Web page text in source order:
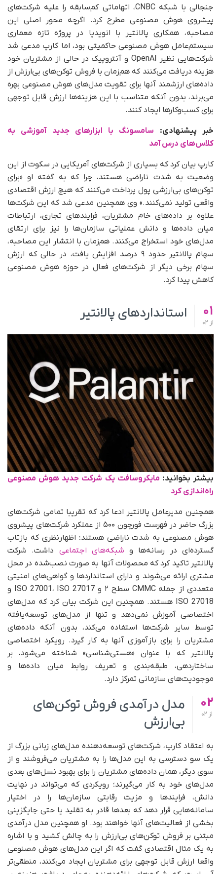
جنجالی با شبکه CNBC، اتهاماتی کم‌سابقه را علیه شرکت‌های
پیشروی هوش مصنوعی مطرح کرد. اگرچه محور اصلی این
مصاحبه، همکاری پالانتیر با انویدیا در پروژه تازه معماری
سیستم‌عامل هوش مصنوعی حاکمیتی بود، اما کارپ مدعی شد
شرکت‌هایی نظیر OpenAI و آنتروپیک در حالی از مشتریان خود
هزینه دریافت می‌کنند که هم‌زمان با فروش توکن‌های بی‌ارزش از
داده‌های ارزشمند آنها برای تقویت مدل‌های هوش مصنوعی بهره
می‌برند، بدون آنکه متناسب با این هزینه‌ها ارزش قابل‌ توجهی
برای کسب‌وکارها ایجاد کنند.
خبر پیشنهادی: سامسونگ با ابزارهای جدید آموزشی به
کلاس‌های درس آمد
کارپ بیان کرد که بسیاری از شرکت‌های آمریکایی در سکوت از این
وضعیت به‌ شدت ناراضی هستند، چرا که به گفته او «برای
توکن‌های بی‌ارزشی پول پرداخت می‌کنند که هیچ ارزش اقتصادی
واقعی تولید نمی‌کنند.» وی همچنین مدعی شد که این شرکت‌ها
علاوه بر داده‌های خام مشتریان، فرایندهای تجاری، ارتباطات
میان داده‌ها و دانش عملیاتی سازمان‌ها را نیز برای ارتقای
مدل‌های خود استخراج می‌کنند. هم‌زمان با انتشار این مصاحبه،
سهام پالانتیر حدود ۹ درصد افزایش یافت، در حالی که ارزش
سهام برخی دیگر از شرکت‌های فعال در حوزه هوش مصنوعی
کاهش پیدا کرد.
01
از
استانداردهای پالانتیر
بیشتر بخوانید: مایکروسافت یک شرکت جدید هوش مصنوعی
راه‌اندازی کرد
همچنین مدیرعامل پالانتیر ادعا کرد که تقریبا تمامی شرکت‌های
بزرگ حاضر در فهرست فورچون ۵۰۰ از عملکرد شرکت‌های پیشروی
هوش مصنوعی به‌ شدت ناراضی هستند؛ اظهارنظری که بازتاب
گسترده‌ای در رسانه‌ها و شبکه‌های اجتماعی داشت. شرکت
پالانتیر تاکید کرد که محصولات آنها به‌ صورت نصب‌شده در محل
مشتری ارائه می‌شوند و دارای استانداردها و گواهی‌های امنیتی
متعددی از جمله CMMC سطح ۲ و ISO 27001، ISO 27017 و
ISO 27018 هستند. همچنین این شرکت بیان کرد که مدل‌های
اختصاصی آموزش نمی‌دهد و تنها از مدل‌های توسعه‌یافته
توسط سایر شرکت‌ها استفاده می‌کند، بدون آنکه داده‌های
مشتریان را برای بازآموزی آنها به کار گیرد. رویکرد اختصاصی
پالانتیر که با عنوان «هستی‌شناسی» شناخته می‌شود، بر
ساختاردهی، طبقه‌بندی و تعریف روابط میان داده‌ها و
موجودیت‌های سازمانی تمرکز دارد.
02
از
مدل درآمدی فروش توکن‌های
بی‌ارزش
به اعتقاد کارپ، شرکت‌های توسعه‌دهنده مدل‌های زبانی بزرگ از
یک سو دسترسی به این مدل‌ها را به مشتریان می‌فروشند و از
سوی دیگر، همان داده‌های مشتریان را برای بهبود نسل‌های بعدی
مدل‌های خود به کار می‌گیرند؛ رویکردی که می‌تواند در نهایت
دانش، فرایندها و مزیت رقابتی سازمان‌ها را در اختیار
سامانه‌هایی قرار دهد که بعدها قادر به تقلید یا حتی جایگزینی
بخشی از فعالیت‌های آنها خواهند بود. او همچنین مدل درآمدی
مبتنی بر فروش توکن‌های بی‌ارزش را به چالش کشید و با اشاره
به یک مثال اقتصادی گفت که اگر این مدل‌های هوش مصنوعی
واقعا ارزش قابل‌ توجهی برای مشتریان ایجاد می‌کنند، منطقی‌تر